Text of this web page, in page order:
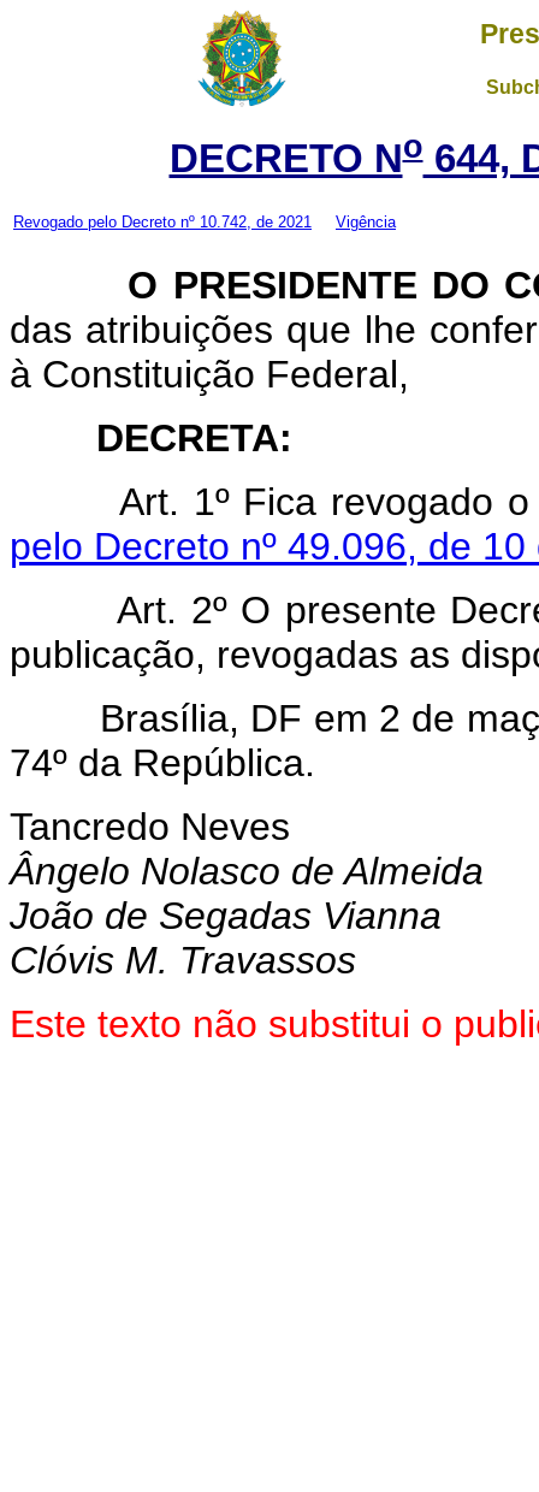
DECRETO No644,
Revogado pelo Decreto nº 10.742, de 2021 Vigência
O PRESIDENTE DO
das atribuições que lhe
à Constituição Federal,
DECRETA:
Art. 1º Fica revogado
pelo Decreto nº 49.096, de
Art. 2º O presente
publicação, revogadas as
Brasília, DF em 2 de maço
74º da República.
Tancredo Neves
Ângelo Nolasco de Almeida
João de Segadas Vianna
Clóvis M. Travassos
Este texto não substitui o